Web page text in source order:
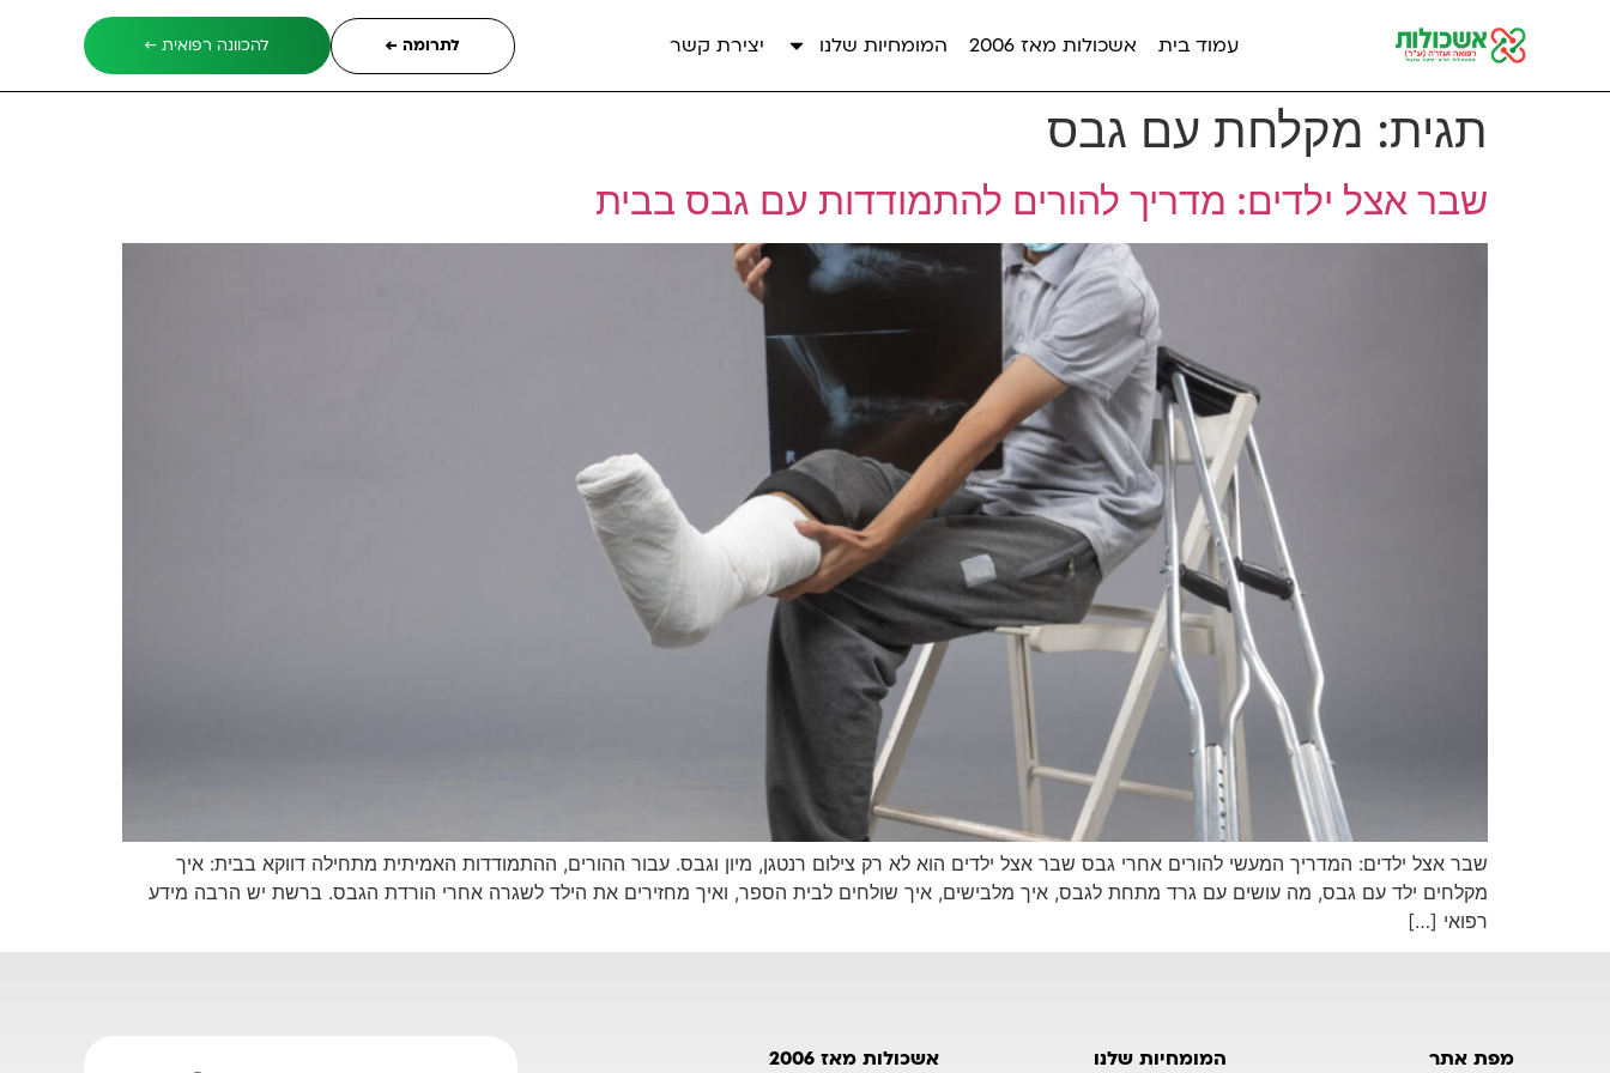
עמוד בית אשכולות מאז 2006 המומחיות שלנו יצירת קשר לתרומה ← להכוונה רפואית ←
תגית: מקלחת עם גבס
שבר אצל ילדים: מדריך להורים להתמודדות עם גבס בבית
שבר אצל ילדים: המדריך המעשי להורים אחרי גבס שבר אצל ילדים הוא לא רק צילום רנטגן, מיון וגבס. עבור ההורים, ההתמודדות האמיתית מתחילה דווקא בבית: איך
מקלחים ילד עם גבס, מה עושים עם גרד מתחת לגבס, איך מלבישים, איך שולחים לבית הספר, ואיך מחזירים את הילד לשגרה אחרי הורדת הגבס. ברשת יש הרבה מידע
רפואי […]
מפת אתר המומחיות שלנו
אשכולות מאז 2006